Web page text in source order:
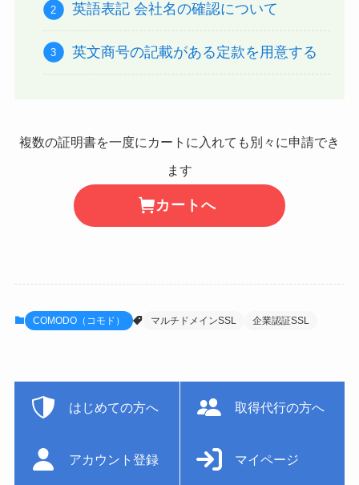
英語表記 会社名の確認について
英文商号の記載がある定款を用意する
複数の証明書を一度にカートに入れても別々に申請でき
ます
カートへ
COMODO（コモド） マルチドメインSSL 企業認証SSL
はじめての方へ 取得代行の方へ
アカウント登録 マイページ